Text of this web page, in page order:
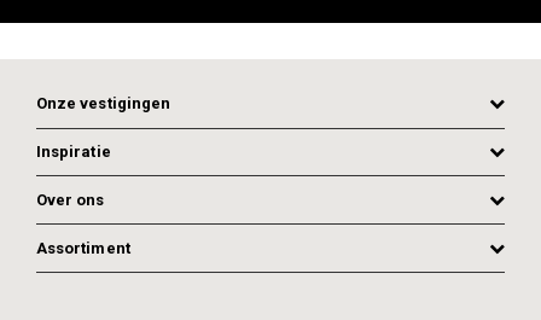
Onze vestigingen
Inspiratie
Over ons
Assortiment